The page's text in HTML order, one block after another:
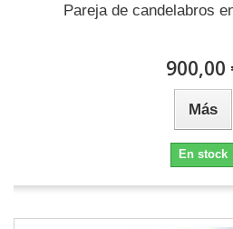
Pareja de candelabros
900,00
Más
En stock